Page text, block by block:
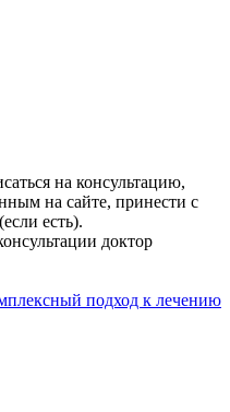
на консультацию,
на сайте, принести с
есть).
доктор
подход к лечению